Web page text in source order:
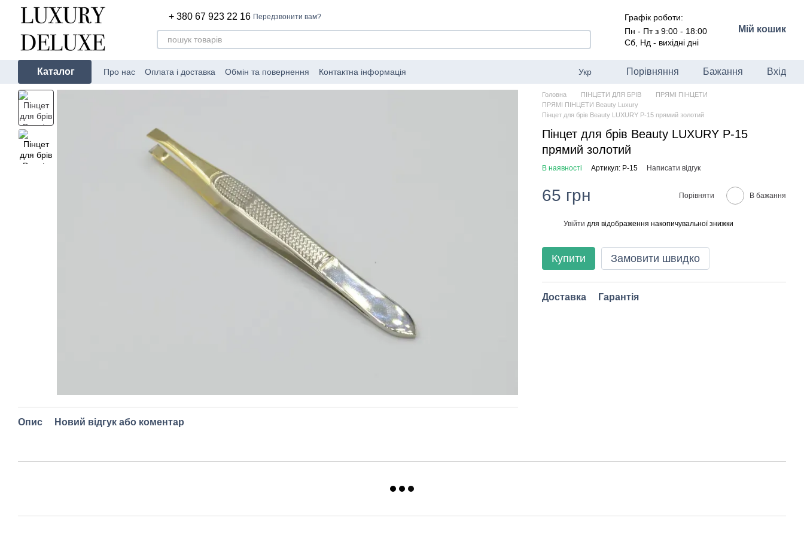
Перейти до основного контенту
+ 380 67 923 22 16 Передзвонити вам?
Графік роботи:
Пн - Пт з 9:00 - 18:00
Сб, Нд - вихідні дні
Мій кошик
Каталог Про нас Оплата і доставка Обмін та повернення Контактна інформація Укр Порівняння Бажання Вхід
Опис Новий відгук або коментар
Головна ПІНЦЕТИ ДЛЯ БРІВ
ПРЯМІ ПІНЦЕТИ
ПРЯМІ ПІНЦЕТИ Beauty Luxury
Пінцет для брів Beauty LUXURY P-15 прямий золотий
Пінцет для брів Beauty LUXURY P-15
прямий золотий
В наявності Артикул: P-15 Написати відгук
65 грн Порівняти В бажання
Увійти для відображення накопичувальної знижки
Купити Замовити швидко
Доставка Гарантія